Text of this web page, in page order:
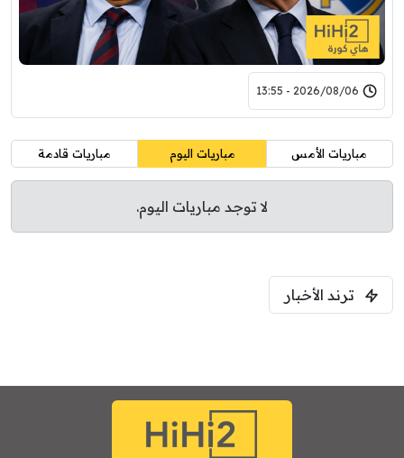
2026/08/06 - 13:55
مباريات الأمس مباريات اليوم مباريات قادمة
لا توجد مباريات اليوم.
ترند الأخبار